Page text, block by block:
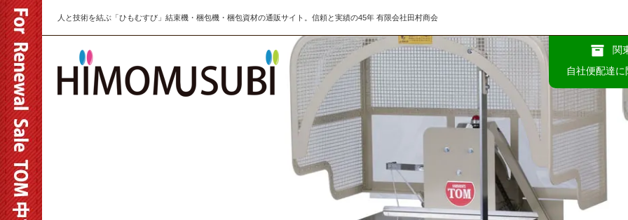
人と技術を結ぶ「ひもむすび」結束機・梱包機・梱包資材の通販サイト。信頼と実績の45年 有限会社田村商会
関
自社便配達